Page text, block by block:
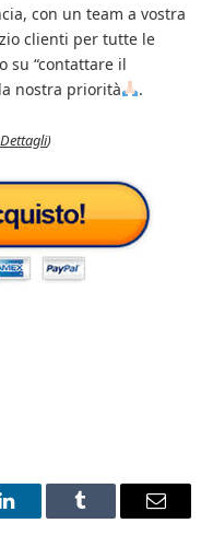
con un team a vostra
clienti per tutte le
su “contattare il
nostra priorità
.
Dettagli)
LinkedInTumblr Email